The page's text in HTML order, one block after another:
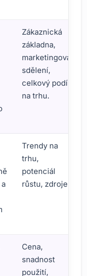
Zákaznická
základna,
marketingová
sdělení,
celkový podíl
na trhu.
Trendy na
trhu,
potenciál
růstu, zdroje.
Cena,
snadnost
použití,